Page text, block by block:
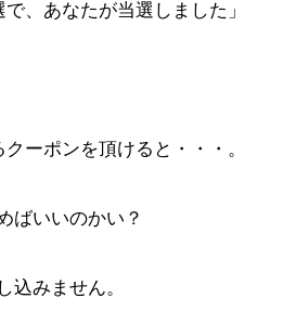
で、あなたが当選しました」
ーポンを頂けると・・・。
ばいいのかい？
込みません。